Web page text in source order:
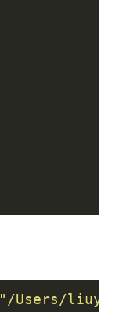
"/Users/liuyue/